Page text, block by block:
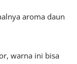
aroma daun
warna ini bisa